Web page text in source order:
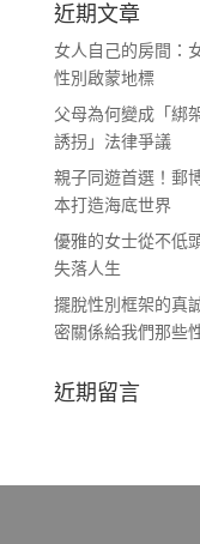
近期文章
女人自己的房間：
性別啟蒙地標
父母為何變成「綁
誘拐」法律爭議
親子同遊首選！郵
本打造海底世界
優雅的女士從不低
失落人生
擺脫性別框架的真
密關係給我們那些
近期留言